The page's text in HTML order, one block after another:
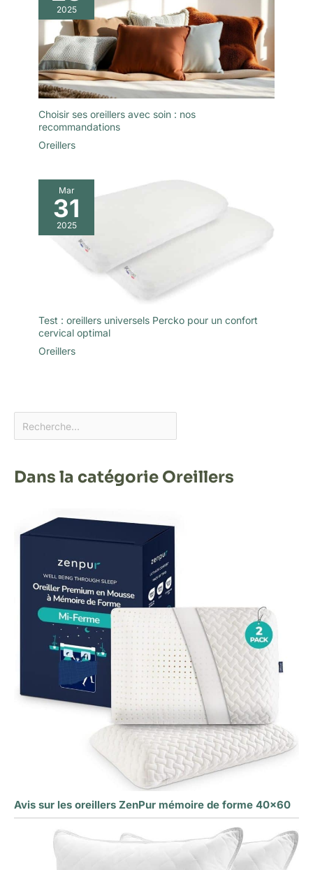
2025
Choisir ses oreillers avec soin : nos
recommandations
Oreillers
Mar
31
2025
Test : oreillers universels Percko pour un confort
cervical optimal
Oreillers
Dans la catégorie Oreillers
Avis sur les oreillers ZenPur mémoire de forme 40×60